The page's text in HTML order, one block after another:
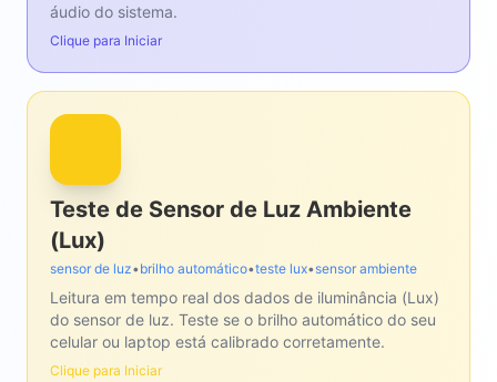
áudio do sistema.
Clique para Iniciar
Teste de Sensor de Luz Ambiente
(Lux)
sensor de luz•brilho automático•teste lux•sensor ambiente
Leitura em tempo real dos dados de iluminância (Lux)
do sensor de luz. Teste se o brilho automático do seu
celular ou laptop está calibrado corretamente.
Clique para Iniciar